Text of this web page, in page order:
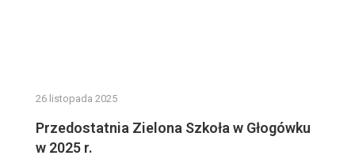
26 listopada 2025
Przedostatnia Zielona Szkoła w Głogówku
w 2025 r.